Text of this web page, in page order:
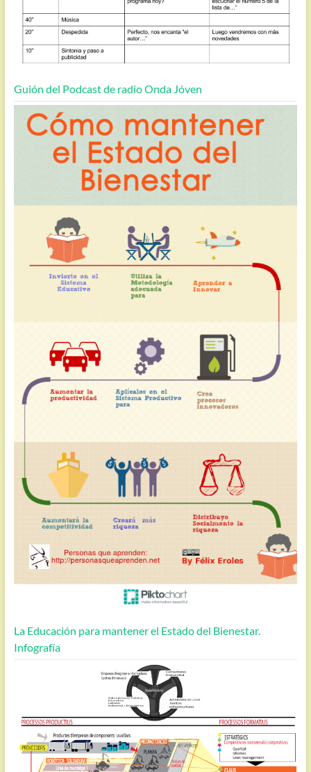
Guión del Podcast de radio Onda Jóven
La Educación para mantener el Estado del Bienestar.
Infografía